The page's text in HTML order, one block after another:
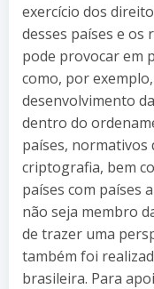
exercício dos
desses países e os
pode provocar em
como, por
desenvolvimento
dentro do
países, normativos
criptografia, bem
países com países
não seja membro
de trazer uma
também foi
brasileira. Para